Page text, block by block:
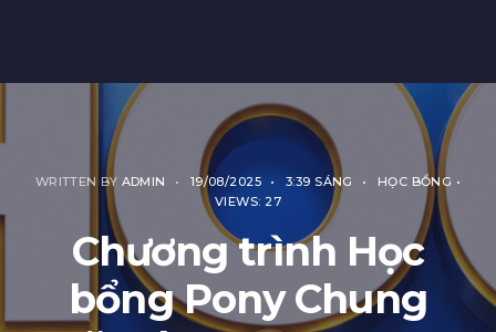
WRITTEN BY ADMIN • 19/08/2025 • 3:39 SÁNG • HỌC BỔNG •
VIEWS: 27
Chương trình Học
bổng Pony Chung